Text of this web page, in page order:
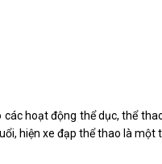
các hoạt động thể dục, thể
hiện xe đạp thể thao là